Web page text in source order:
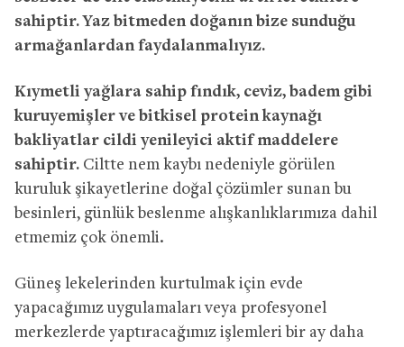
sahiptir. Yaz bitmeden doğanın bize sunduğu
armağanlardan faydalanmalıyız.
Kıymetli yağlara sahip fındık, ceviz, badem gibi
kuruyemişler ve bitkisel protein kaynağı
bakliyatlar cildi yenileyici aktif maddelere
sahiptir. Ciltte nem kaybı nedeniyle görülen
kuruluk şikayetlerine doğal çözümler sunan bu
besinleri, günlük beslenme alışkanlıklarımıza dahil
etmemiz çok önemli.
Güneş lekelerinden kurtulmak için evde
yapacağımız uygulamaları veya profesyonel
merkezlerde yaptıracağımız işlemleri bir ay daha